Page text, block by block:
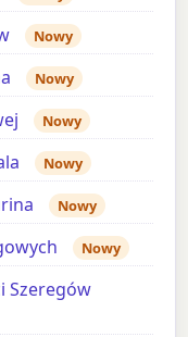
Nowy
Nowy
Nowy
Nowy
Nowy
Nowy
Szeregów